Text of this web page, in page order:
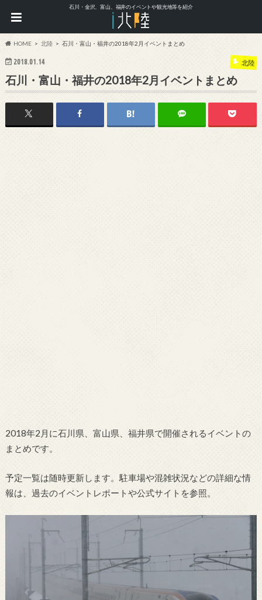
石川・金沢、富山、福井のイベントや観光地等を紹介
HOME 北陸 石川・富山・福井の2018年2月イベントまとめ
2018.01.14 北陸
石川・富山・福井の2018年2月イベントまとめ
2018年2月に石川県、富山県、福井県で開催されるイベントの
まとめです。
予定一覧は随時更新します。駐車場や混雑状況などの詳細な情
報は、過去のイベントレポートや公式サイトを参照。